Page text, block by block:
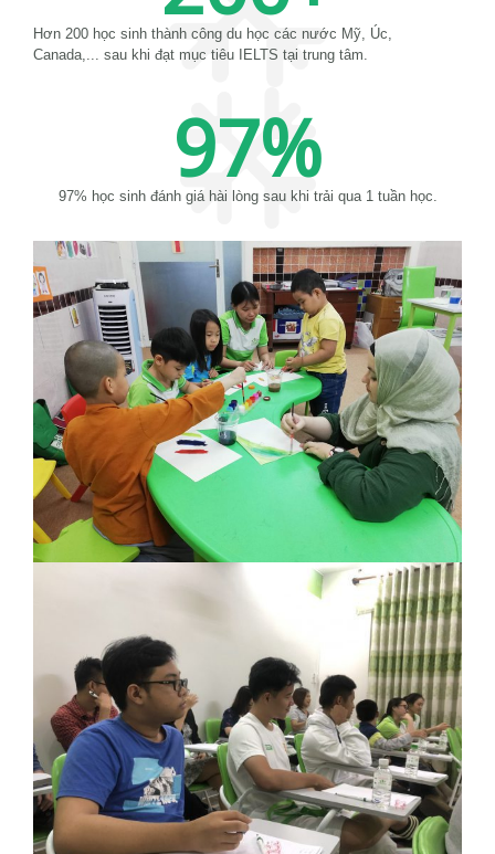
Hơn 200 học sinh thành công du học các nước Mỹ, Úc,
Canada,... sau khi đạt mục tiêu IELTS tại trung tâm.
97% học sinh đánh giá hài lòng sau khi trải qua 1 tuần học.
97%